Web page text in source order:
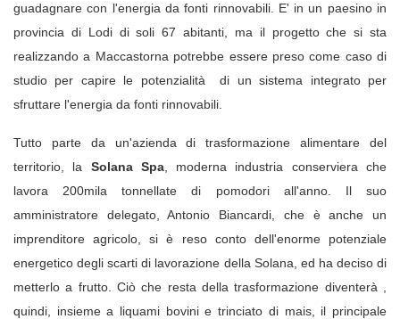
guadagnare con l'energia da fonti rinnovabili. E' in un paesino in
provincia di Lodi di soli 67 abitanti, ma il progetto che si sta
realizzando a Maccastorna potrebbe essere preso come caso di
studio per capire le potenzialità di un sistema integrato per
sfruttare l'energia da fonti rinnovabili.
Tutto parte da un'azienda di trasformazione alimentare del
territorio, la Solana Spa, moderna industria conserviera che
lavora 200mila tonnellate di pomodori all'anno. Il suo
amministratore delegato, Antonio Biancardi, che è anche un
imprenditore agricolo, si è reso conto dell'enorme potenziale
energetico degli scarti di lavorazione della Solana, ed ha deciso di
metterlo a frutto. Ciò che resta della trasformazione diventerà ,
quindi, insieme a liquami bovini e trinciato di mais, il principale